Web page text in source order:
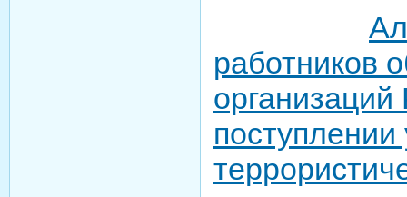
работников
поступлении